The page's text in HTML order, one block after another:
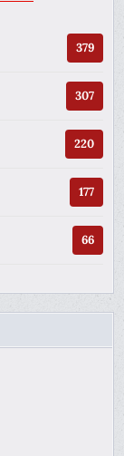
379
307
220
177
66